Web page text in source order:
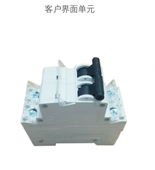
客户界面单元